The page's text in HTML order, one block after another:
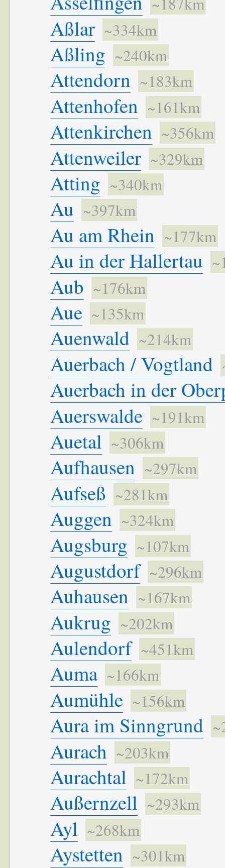
Aßlar ~334km
Aßling ~240km
Attendorn ~183km
Attenhofen ~161km
Attenkirchen ~356km
Attenweiler ~329km
Atting ~340km
Au ~397km
Au am Rhein ~177km
Au in der Hallertau
Aub ~176km
Aue ~135km
Auenwald ~214km
Auerbach / Vogtland
Auerbach in der
Auerswalde ~191km
Auetal ~306km
Aufhausen ~297km
Aufseß ~281km
Auggen ~324km
Augsburg ~107km
Augustdorf ~296km
Auhausen ~167km
Aukrug ~202km
Aulendorf ~451km
Auma ~166km
Aumühle ~156km
Aura im Sinngrund
Aurach ~203km
Aurachtal ~172km
Außernzell ~293km
Ayl ~268km
Aystetten ~301km